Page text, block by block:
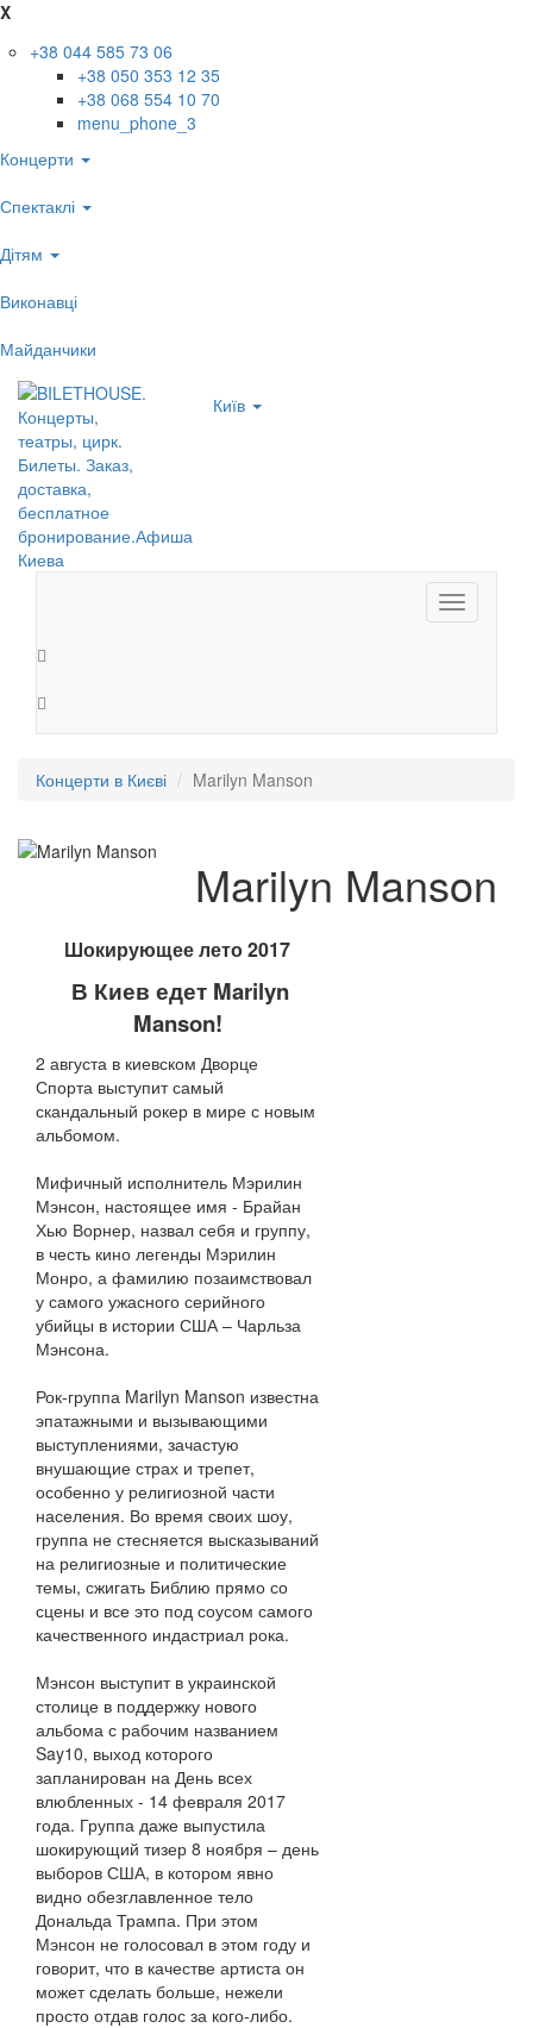
X
+38 044 585 73 06
+38 050 353 12 35
+38 068 554 10 70
menu_phone_3
Концерти
Спектаклі
Дітям
Виконавці
Майданчики
Київ
Toggle
navigation
Концерти в Києві Marilyn Manson
Marilyn Manson
Шокирующее лето 2017
В Киев едет Marilyn
Manson!
2 августа в киевском Дворце
Спорта выступит самый
скандальный рокер в мире с новым
альбомом.
Мифичный исполнитель Мэрилин
Мэнсон, настоящее имя - Брайан
Хью Ворнер, назвал себя и группу,
в честь кино легенды Мэрилин
Монро, а фамилию позаимствовал
у самого ужасного серийного
убийцы в истории США – Чарльза
Мэнсона.
Рок-группа Marilyn Manson известна
эпатажными и вызывающими
выступлениями, зачастую
внушающие страх и трепет,
особенно у религиозной части
населения. Во время своих шоу,
группа не стесняется высказываний
на религиозные и политические
темы, сжигать Библию прямо со
сцены и все это под соусом самого
качественного индастриал рока.
Мэнсон выступит в украинской
столице в поддержку нового
альбома с рабочим названием
Say10, выход которого
запланирован на День всех
влюбленных - 14 февраля 2017
года. Группа даже выпустила
шокирующий тизер 8 ноября – день
выборов США, в котором явно
видно обезглавленное тело
Дональда Трампа. При этом
Мэнсон не голосовал в этом году и
говорит, что в качестве артиста он
может сделать больше, нежели
просто отдав голос за кого-либо.